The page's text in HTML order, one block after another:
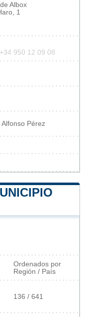
Albox
1
950 12 09 08
Pérez
Ordenados por
Región / País
136 / 641